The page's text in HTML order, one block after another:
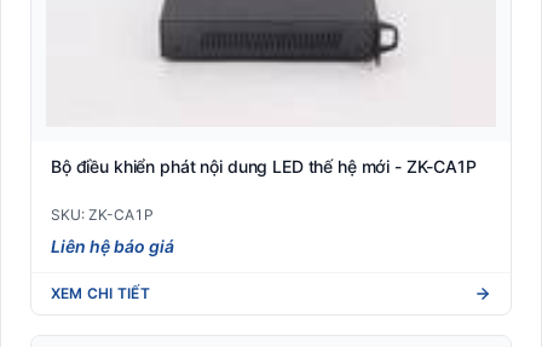
Bộ điều khiển phát nội dung LED thế hệ mới - ZK-CA1P
SKU: ZK-CA1P
Liên hệ báo giá
XEM CHI TIẾT